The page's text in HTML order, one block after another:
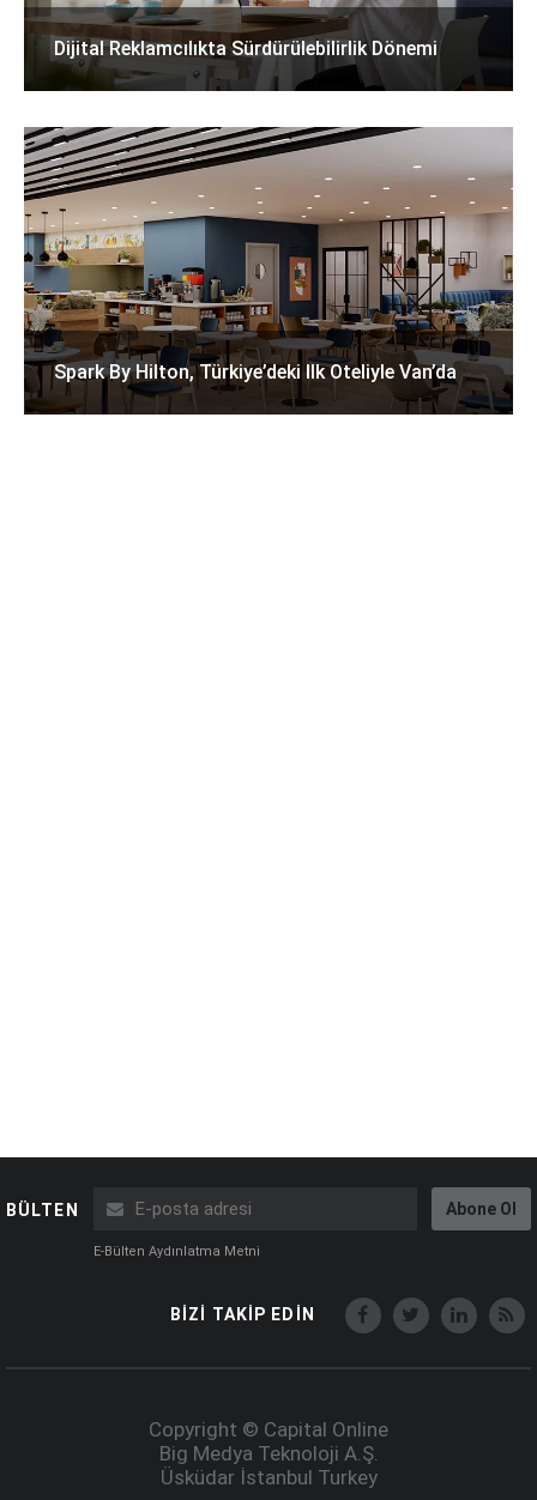
Dijital Reklamcılıkta Sürdürülebilirlik Dönemi
Spark By Hilton, Türkiye’deki Ilk Oteliyle Van’da
BÜLTEN Abone Ol
E-Bülten Aydınlatma Metni
BİZİ TAKİP EDİN
Copyright © Capital Online
Big Medya Teknoloji A.Ş.
Üsküdar İstanbul Turkey